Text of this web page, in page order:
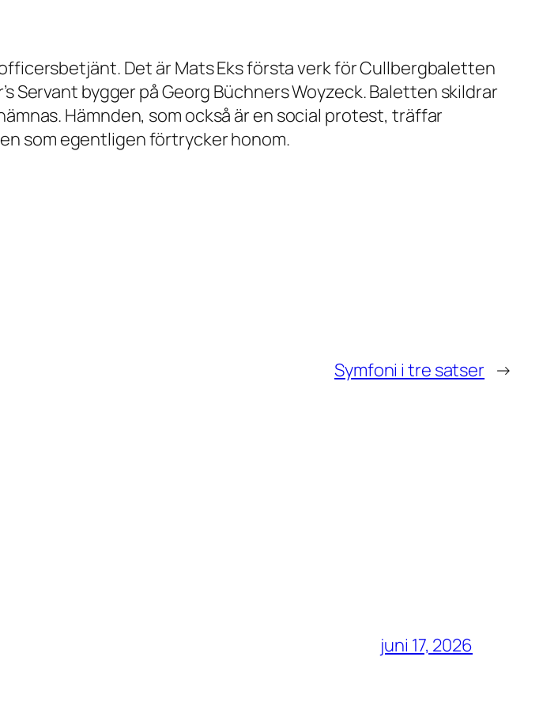
Det är Mats Eks första verk för Cullbergbaletten
Servant bygger på Georg BüchnersWoyzeck.Baletten skildrar
Hämnden, som också är en social protest, träffar
som egentligen förtrycker honom.
Symfoni i tre satser →
juni 17, 2026